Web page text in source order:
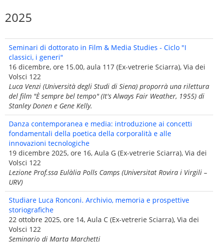
2025
Seminari di dottorato in Film & Media Studies - Ciclo "I
classici, i generi"
16 dicembre, ore 15.00, aula 117 (Ex-vetrerie Sciarra), Via dei
Volsci 122
Luca Venzi (Università degli Studi di Siena) proporrà una rilettura
del film "È sempre bel tempo" (It's Always Fair Weather, 1955) di
Stanley Donen e Gene Kelly.
Danza contemporanea e media: introduzione ai concetti
fondamentali della poetica della corporalità e alle
innovazioni tecnologiche
19 dicembre 2025, ore 16, Aula G (Ex-vetrerie Sciarra), Via dei
Volsci 122
Lezione Prof.ssa Eulàlia Polls Camps (Universitat Rovira i Virgili –
URV)
Studiare Luca Ronconi. Archivio, memoria e prospettive
storiografiche
22 ottobre 2025, ore 14, Aula C (Ex-vetrerie Sciarra), Via dei
Volsci 122
Seminario di Marta Marchetti